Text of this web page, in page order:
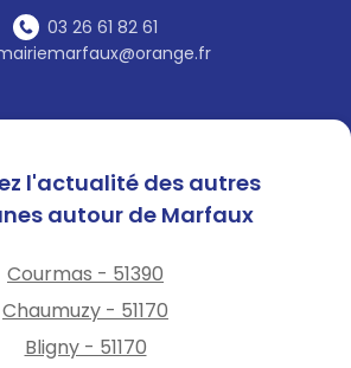
03 26 61 82 61
l'actualité des autres
autour de Marfaux
Courmas - 51390
Chaumuzy - 51170
Bligny - 51170